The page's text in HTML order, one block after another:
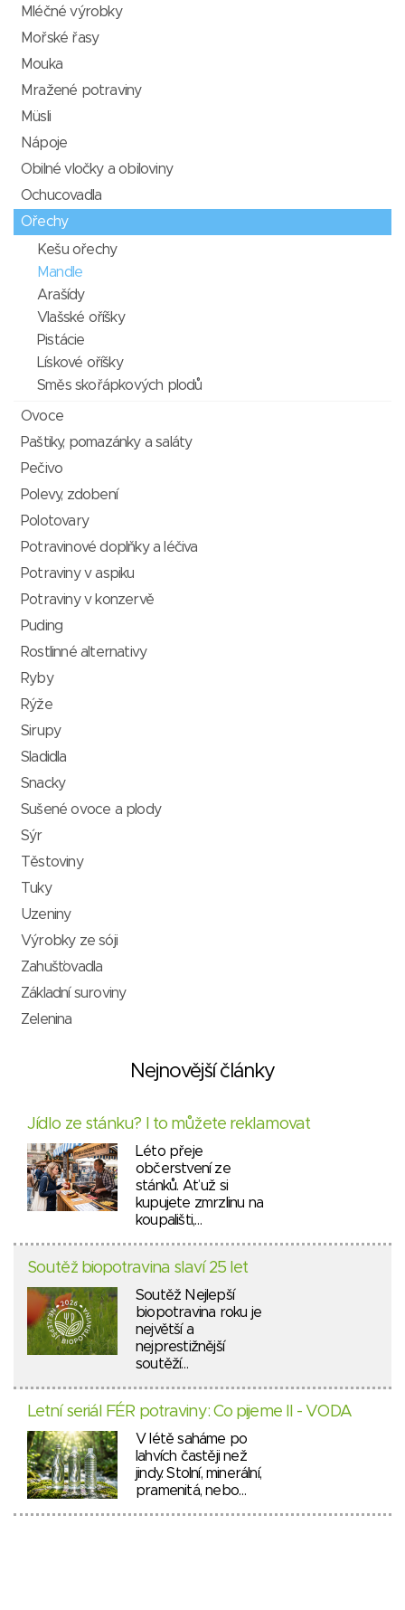
Mléčné výrobky
Mořské řasy
Mouka
Mražené potraviny
Müsli
Nápoje
Obilné vločky a obiloviny
Ochucovadla
Ořechy
Kešu ořechy
Mandle
Arašídy
Vlašské oříšky
Pistácie
Lískové oříšky
Směs skořápkových plodů
Ovoce
Paštiky, pomazánky a saláty
Pečivo
Polevy, zdobení
Polotovary
Potravinové doplňky a léčiva
Potraviny v aspiku
Potraviny v konzervě
Puding
Rostlinné alternativy
Ryby
Rýže
Sirupy
Sladidla
Snacky
Sušené ovoce a plody
Sýr
Těstoviny
Tuky
Uzeniny
Výrobky ze sóji
Zahušťovadla
Základní suroviny
Zelenina
Nejnovější články
Jídlo ze stánku? I to můžete reklamovat
Léto přeje
občerstvení ze
stánků. Ať už si
kupujete zmrzlinu na
koupališti,…
Soutěž biopotravina slaví 25 let
Soutěž Nejlepší
biopotravina roku je
největší a
nejprestižnější
soutěží…
Letní seriál FÉR potraviny: Co pijeme II - VODA
V létě saháme po
lahvích častěji než
jindy. Stolní, minerální,
pramenitá, nebo…